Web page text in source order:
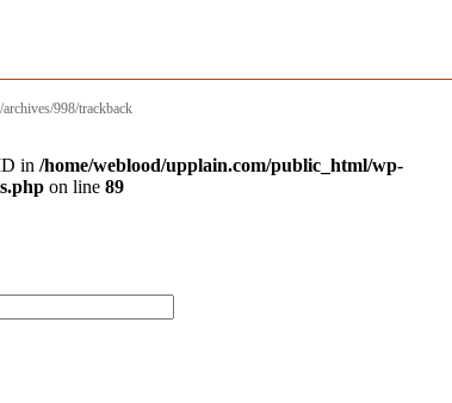
998/trackback
in /home/weblood/upplain.com/public_html/wp-
on line 89